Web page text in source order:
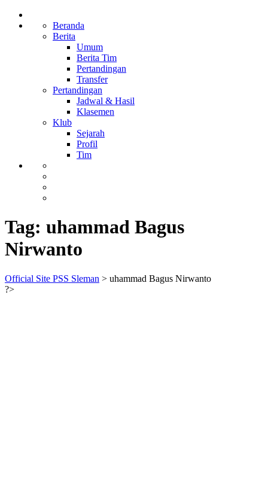
Beranda
Berita
Umum
Berita Tim
Pertandingan
Transfer
Pertandingan
Jadwal & Hasil
Klasemen
Klub
Sejarah
Profil
Tim
Tag: uhammad Bagus
Nirwanto
Official Site PSS Sleman > uhammad Bagus Nirwanto
?>